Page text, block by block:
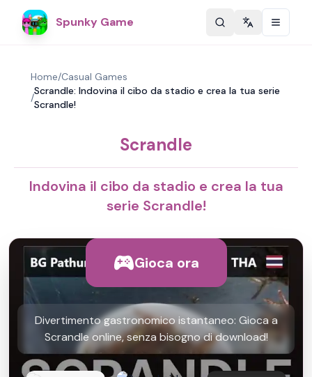
Spunky Game Change
Home/Casual Games
/
Scrandle: Indovina il cibo da stadio e crea la tua serie
Scrandle!
Scrandle
Indovina il cibo da stadio e crea la tua
serie Scrandle!
Gioca ora
Divertimento gastronomico istantaneo: Gioca a
Scrandle online, senza bisogno di download!